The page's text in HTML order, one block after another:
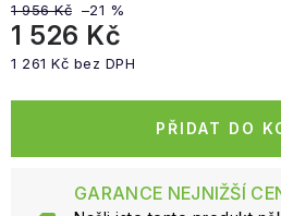
1 956 Kč –21 %
1 526 Kč
1 261 Kč bez DPH
PŘIDAT DO
GARANCE NEJNIŽŠÍ